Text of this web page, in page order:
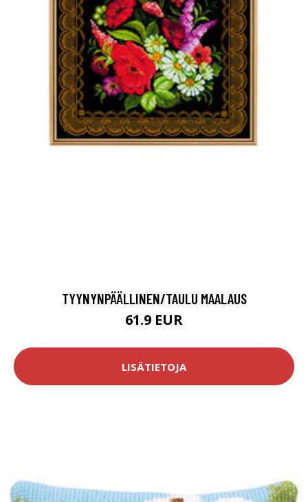
TYYNYNPÄÄLLINEN/TAULU MAALAUS
61.9 EUR
LISÄTIETOJA